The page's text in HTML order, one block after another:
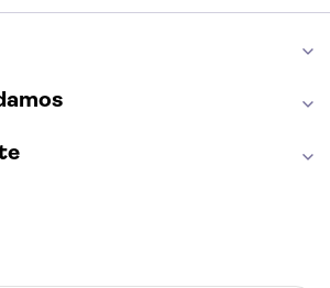
Castelo de São Jorge